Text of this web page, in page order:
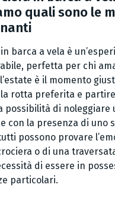
quali sono le
barca a vela è
perfetta per chi
è il momento
rotta preferita e
possibilità di noleggiare
con la presenza di uno
possono provare
o di una
di essere in
particolari.